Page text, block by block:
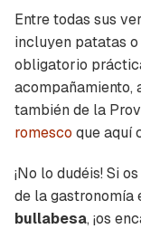
Entre todas sus
incluyen patatas o
obligatorio
acompañamiento,
también de la
romesco que aquí
¡No lo dudéis! Si
de la gastronomía
bullabesa, ¡os